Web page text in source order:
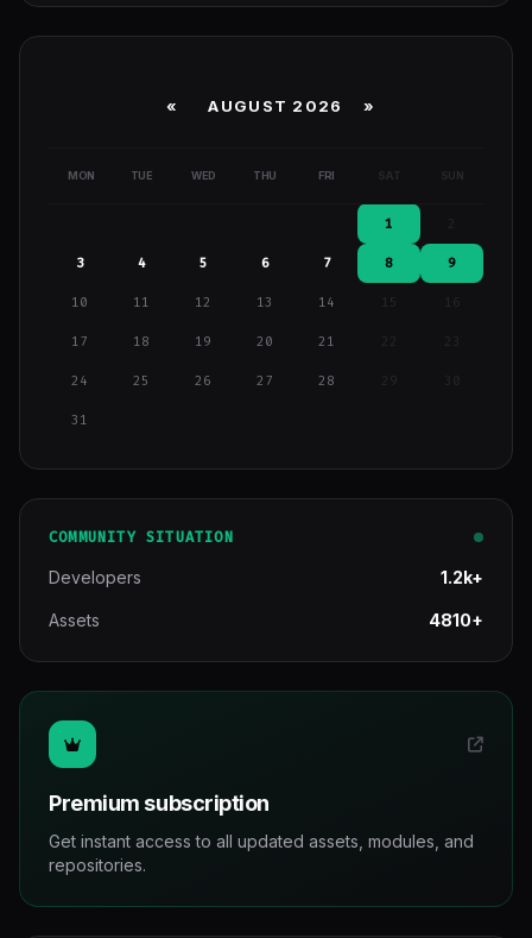
« AUGUST 2026 »
MON TUE WED THU FRI SAT SUN
1
3 4 5 6 7 8 9
10 11 12 13 14 15 16
17 18 19 20 21
24 25 26 27 28 29
31
COMMUNITY SITUATION
Developers 1.2k+
Assets 4810+
Premium subscription
Get instant access to all updated assets, modules, and
repositories.